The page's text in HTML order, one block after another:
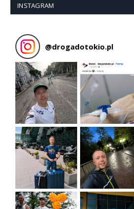
INSTAGRAM
@drogadotokio.pl